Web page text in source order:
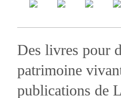
Des livres pour
patrimoine
publications de